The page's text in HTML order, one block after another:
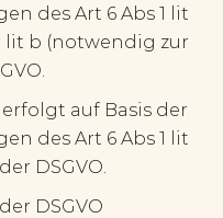
des Art 6 Abs 1 lit
b (notwendig zur
auf Basis der
des Art 6 Abs 1 lit
DSGVO.
DSGVO